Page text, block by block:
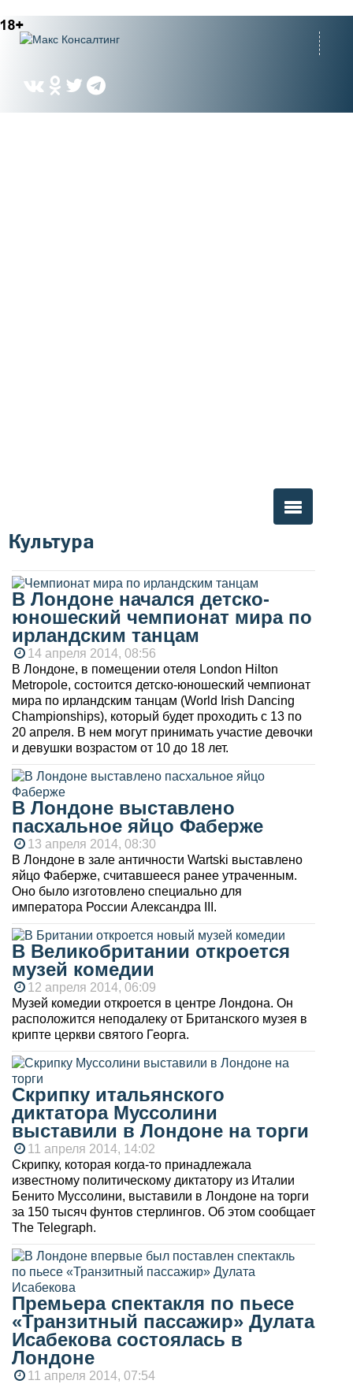
Вы здесь
Культура
В Лондоне начался детско-
юношеский чемпионат мира по
ирландским танцам
14 апреля 2014, 08:56
В Лондоне, в помещении отеля London Hilton
Metropole, состоится детско-юношеский чемпионат
мира по ирландским танцам (World Irish Dancing
Championships), который будет проходить с 13 по
20 апреля. В нем могут принимать участие девочки
и девушки возрастом от 10 до 18 лет.
В Лондоне выставлено
пасхальное яйцо Фаберже
13 апреля 2014, 08:30
В Лондоне в зале античности Wartski выставлено
яйцо Фаберже, считавшееся ранее утраченным.
Оно было изготовлено специально для
императора России Александра III.
В Великобритании откроется
музей комедии
12 апреля 2014, 06:09
Музей комедии откроется в центре Лондона. Он
расположится неподалеку от Британского музея в
крипте церкви святого Георга.
Скрипку итальянского
диктатора Муссолини
выставили в Лондоне на торги
11 апреля 2014, 14:02
Скрипку, которая когда-то принадлежала
известному политическому диктатору из Италии
Бенито Муссолини, выставили в Лондоне на торги
за 150 тысяч фунтов стерлингов. Об этом сообщает
The Telegraph.
Премьера спектакля по пьесе
«Транзитный пассажир» Дулата
Исабекова состоялась в
Лондоне
11 апреля 2014, 07:54